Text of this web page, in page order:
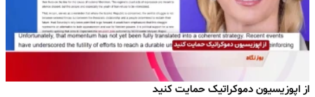
‌از اپوزیسیون دموکراتیک حمایت کنید